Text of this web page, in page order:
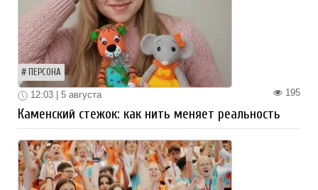
ПЕРСОНА
195
12:03 | 5 августа
Каменский стежок: как нить меняет реальность